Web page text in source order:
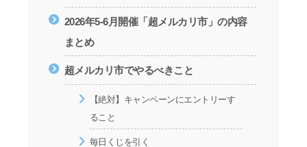
2026年5-6月開催「超メルカリ市」の内容
まとめ
超メルカリ市でやるべきこと
【絶対】キャンペーンにエントリーす
ること
毎日くじを引く